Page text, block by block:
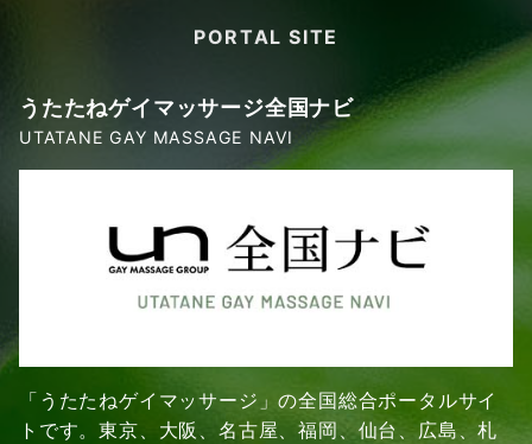
PORTAL SITE
うたたねゲイマッサージ全国ナビ
UTATANE GAY MASSAGE NAVI
「うたたねゲイマッサージ」の全国総合ポータルサイ
トです。東京、大阪、名古屋、福岡、仙台、広島、札